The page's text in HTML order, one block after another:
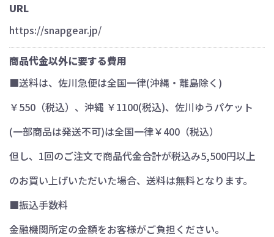
URL
https://snapgear.jp/
商品代金以外に要する費用
■送料は、佐川急便は全国一律(沖縄・離島除く)
￥550（税込）、沖縄 ￥1100(税込)、佐川ゆうパケット
(一部商品は発送不可)は全国一律￥400（税込）
但し、1回のご注文で商品代金合計が税込み5,500円以上
のお買い上げいただいた場合、送料は無料となります。
■振込手数料
金融機関所定の金額をお客様がご負担ください。